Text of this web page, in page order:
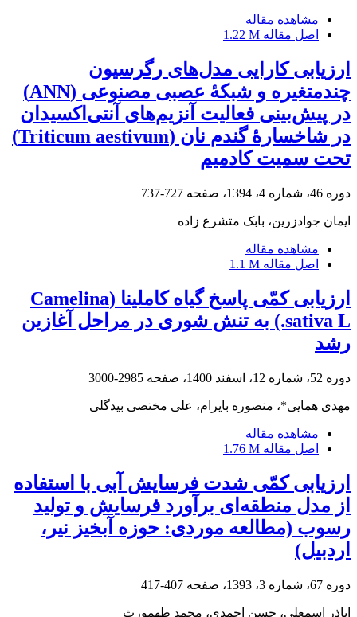
مشاهده مقاله
اصل مقاله 1.22 M
ارزیابی کارایی مدل‌های رگرسیون
چند‌متغیره و شبکۀ عصبی مصنوعی (ANN)
در پیش‌بینی فعالیت آنزیم‌های آنتی‌اکسیدان
در شاخسارۀ گندم نان (Triticum aestivum)
تحت سمیت کادمیم
دوره 46، شماره 4، 1394، صفحه 727-737
ایمان جوادزرین، بابک متشرع زاده
مشاهده مقاله
اصل مقاله 1.1 M
ارزیابی کمّی پاسخ گیاه کاملینا (Camelina
sativa L.) به تنش شوری در مراحل آغازین
رشد
دوره 52، شماره 12، اسفند 1400، صفحه 2985-3000
مهدی همایی*، منصوره بایرام، علی مختصی بیدگلی
مشاهده مقاله
اصل مقاله 1.76 M
ارزیابی کمّی شدت فرسایش آبی با استفاده
از مدل منطقه‌ای برآورد فرسایش و تولید
رسوب (مطالعه موردی: حوزه آبخیز نیر،
اردبیل)
دوره 67، شماره 3، 1393، صفحه 407-417
اباذر اسمعلی، حسن احمدی، محمد طهمورث